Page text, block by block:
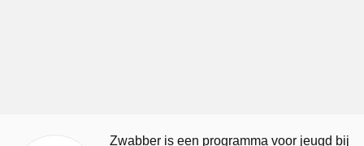
Zwabber is een programma voor jeugd bij